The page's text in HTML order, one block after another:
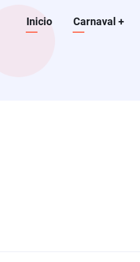
Navegación
Inicio Carnaval +